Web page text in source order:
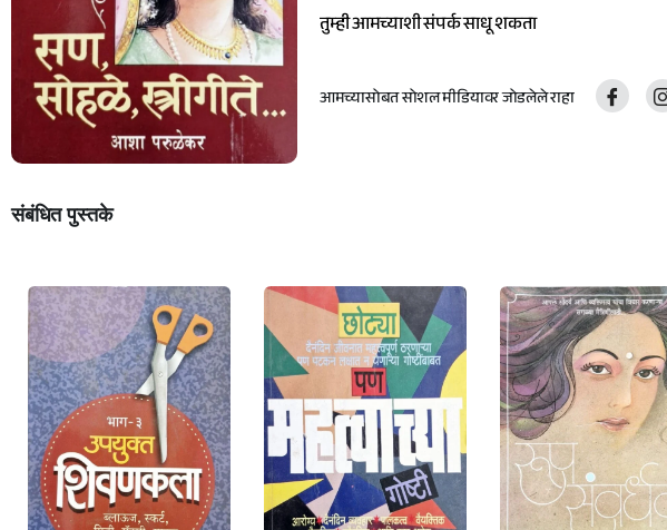
तुम्ही आमच्याशी संपर्क साधू शकता
आमच्यासोबत सोशल मीडियावर जोडलेले राहा
संबंधित पुस्तके